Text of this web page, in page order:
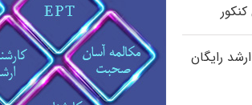
رایگان